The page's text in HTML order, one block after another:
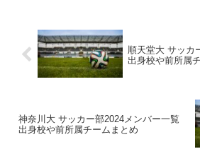
順天堂大 サッカ
出身校や前所属
神奈川大 サッカー部2024メンバー一覧
出身校や前所属チームまとめ